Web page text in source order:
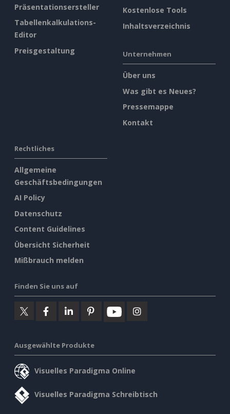
Präsentationsersteller
Tabellenkalkulations-
Editor
Preisgestaltung
Kostenlose Tools
Inhaltsverzeichnis
Unternehmen
Über uns
Was gibt es Neues?
Pressemappe
Kontakt
Rechtliches
Allgemeine
Geschäftsbedingungen
AI Policy
Datenschutz
Content Guidelines
Übersicht Sicherheit
Mißbrauch melden
Finden Sie uns auf
Ausgewählte Produkte
Visuelles Paradigma Online
Visuelles Paradigma Schreibtisch